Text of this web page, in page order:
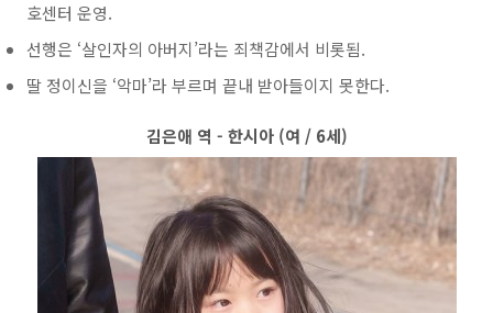
호센터 운영.
선행은 ‘살인자의 아버지’라는 죄책감에서 비롯됨.
딸 정이신을 ‘악마’라 부르며 끝내 받아들이지 못한다.
김은애 역 - 한시아 (여 / 6세)